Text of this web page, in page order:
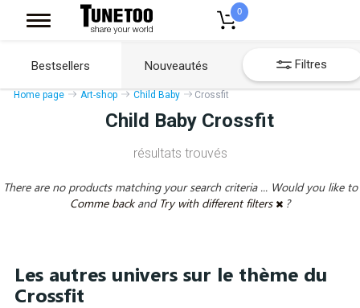
0
Bestsellers Nouveautés Filtres
Home page Art-shop Child Baby Crossfit
Child Baby Crossfit
résultats trouvés
There are no products matching your search criteria ... Would you like to
Comme back and Try with different filters ?
Les autres univers sur le thème du
Crossfit